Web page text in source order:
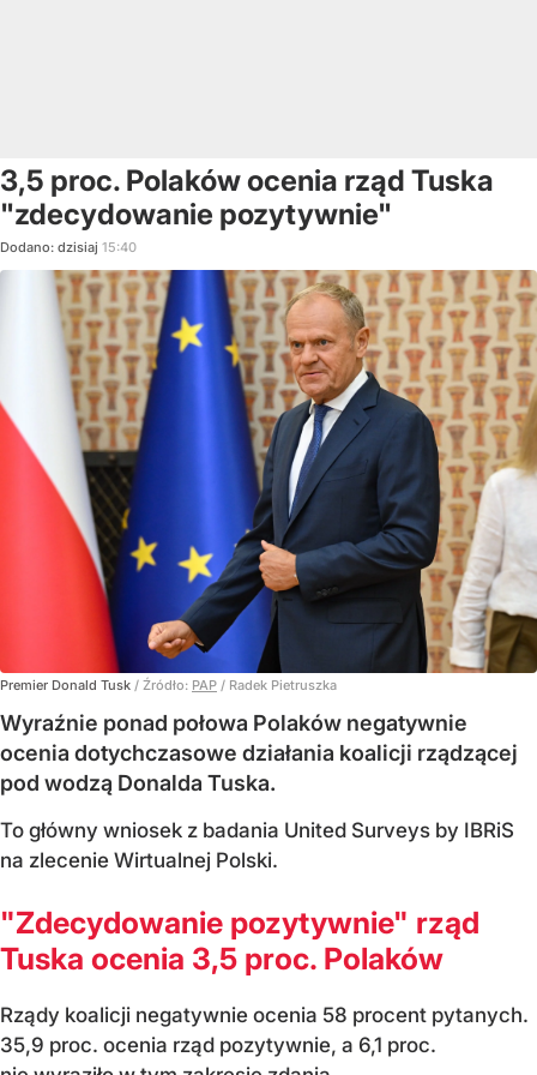
3,5 proc. Polaków ocenia rząd Tuska
"zdecydowanie pozytywnie"
Dodano: dzisiaj 15:40
Premier Donald Tusk / Źródło: PAP / Radek Pietruszka
Wyraźnie ponad połowa Polaków negatywnie
ocenia dotychczasowe działania koalicji rządzącej
pod wodzą Donalda Tuska.
To główny wniosek z badania United Surveys by IBRiS
na zlecenie Wirtualnej Polski.
"Zdecydowanie pozytywnie" rząd
Tuska ocenia 3,5 proc. Polaków
Rządy koalicji negatywnie ocenia 58 procent pytanych.
35,9 proc. ocenia rząd pozytywnie, a 6,1 proc.